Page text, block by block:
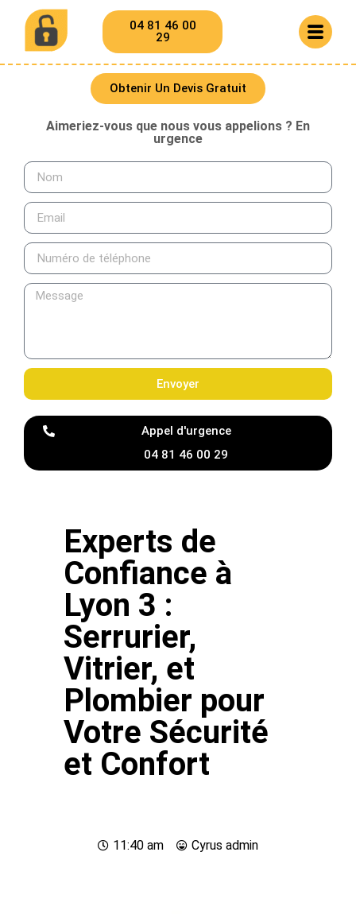
04 81 46 00
29
Obtenir Un Devis Gratuit
Aimeriez-vous que nous vous appelions ? En
urgence
Envoyer
Appel d'urgence
04 81 46 00 29
Experts de
Confiance à
Lyon 3 :
Serrurier,
Vitrier, et
Plombier pour
Votre Sécurité
et Confort
11:40 am Cyrus admin